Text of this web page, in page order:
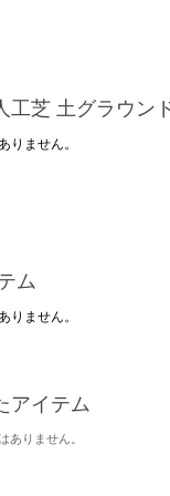
工芝 土グラウン
りません。
ム
りません。
アイテム
ありません。